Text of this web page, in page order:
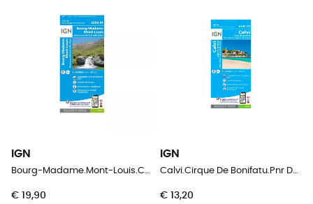
IGN
Bourg-Madame.Mont-Louis.Col De La Perche
€ 19,90
IGN
Calvi.Cirque De Bonifatu.Pnr De Corse
€ 13,20